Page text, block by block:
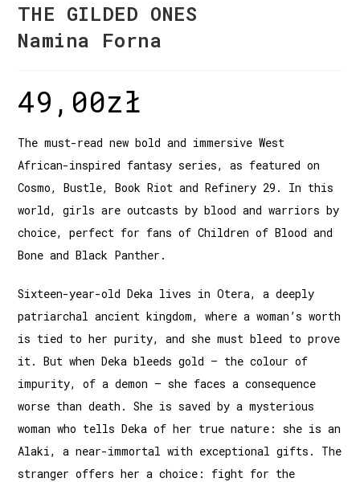
THE GILDED ONES
Namina Forna
49,00zł
The must-read new bold and immersive West
African-inspired fantasy series, as featured on
Cosmo, Bustle, Book Riot and Refinery 29. In this
world, girls are outcasts by blood and warriors by
choice, perfect for fans of Children of Blood and
Bone and Black Panther.
Sixteen-year-old Deka lives in Otera, a deeply
patriarchal ancient kingdom, where a woman’s worth
is tied to her purity, and she must bleed to prove
it. But when Deka bleeds gold – the colour of
impurity, of a demon – she faces a consequence
worse than death. She is saved by a mysterious
woman who tells Deka of her true nature: she is an
Alaki, a near-immortal with exceptional gifts. The
stranger offers her a choice: fight for the